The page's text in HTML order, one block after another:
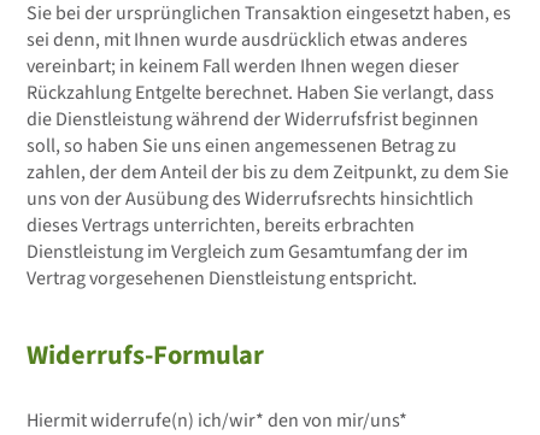
Sie bei der ursprünglichen Transaktion eingesetzt haben, es
sei denn, mit Ihnen wurde ausdrücklich etwas anderes
vereinbart; in keinem Fall werden Ihnen wegen dieser
Rückzahlung Entgelte berechnet. Haben Sie verlangt, dass
die Dienstleistung während der Widerrufsfrist beginnen
soll, so haben Sie uns einen angemessenen Betrag zu
zahlen, der dem Anteil der bis zu dem Zeitpunkt, zu dem Sie
uns von der Ausübung des Widerrufsrechts hinsichtlich
dieses Vertrags unterrichten, bereits erbrachten
Dienstleistung im Vergleich zum Gesamtumfang der im
Vertrag vorgesehenen Dienstleistung entspricht.
Widerrufs-Formular
Hiermit widerrufe(n) ich/wir* den von mir/uns*